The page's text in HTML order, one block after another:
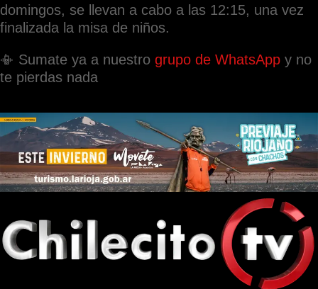
domingos, se llevan a cabo a las 12:15, una vez
finalizada la misa de niños.
📳 Sumate ya a nuestro grupo de WhatsApp y no
te pierdas nada